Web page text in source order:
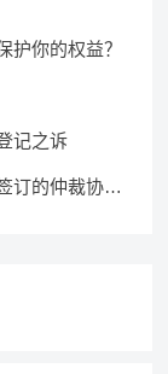
护你的权益？
记之诉
订的仲裁协议